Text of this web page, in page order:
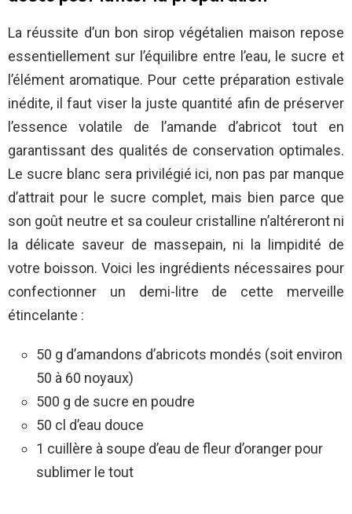
La réussite d’un bon sirop végétalien maison repose
essentiellement sur l’équilibre entre l’eau, le sucre et
l’élément aromatique. Pour cette préparation estivale
inédite, il faut viser la juste quantité afin de préserver
l’essence volatile de l’amande d’abricot tout en
garantissant des qualités de conservation optimales.
Le sucre blanc sera privilégié ici, non pas par manque
d’attrait pour le sucre complet, mais bien parce que
son goût neutre et sa couleur cristalline n’altéreront ni
la délicate saveur de massepain, ni la limpidité de
votre boisson. Voici les ingrédients nécessaires pour
confectionner un demi-litre de cette merveille
étincelante :
50 g d’amandons d’abricots mondés (soit environ
50 à 60 noyaux)
500 g de sucre en poudre
50 cl d’eau douce
1 cuillère à soupe d’eau de fleur d’oranger pour
sublimer le tout